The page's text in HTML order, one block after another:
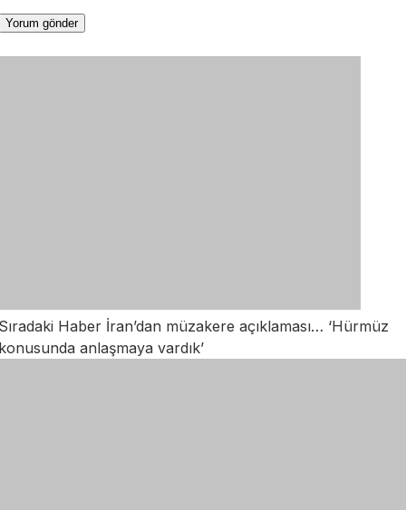
Haber İran’dan müzakere açıklaması… ‘Hürmüz
anlaşmaya vardık’